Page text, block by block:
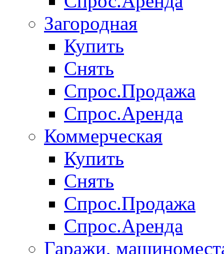
Загородная
Купить
Снять
Спрос.Продажа
Спрос.Аренда
Коммерческая
Купить
Снять
Спрос.Продажа
Спрос.Аренда
Гаражи,